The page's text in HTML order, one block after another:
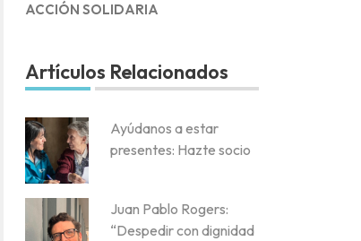
ACCIÓN SOLIDARIA
Artículos Relacionados
Ayúdanos a estar
presentes: Hazte socio
Juan Pablo Rogers:
“Despedir con dignidad